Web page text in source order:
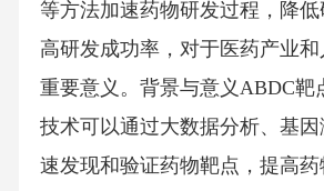
等方法加速药物研发过程，降
高研发成功率，对于医药产业
重要意义。背景与意义ABDC靶
技术可以通过大数据分析、基
速发现和验证药物靶点，提高